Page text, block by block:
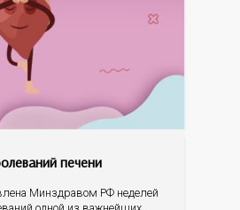
печени
Минздравом РФ неделей